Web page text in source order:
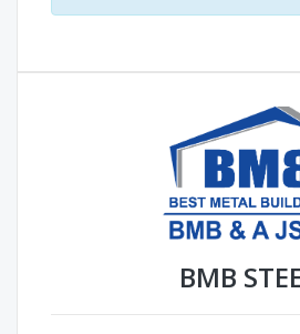
BMB